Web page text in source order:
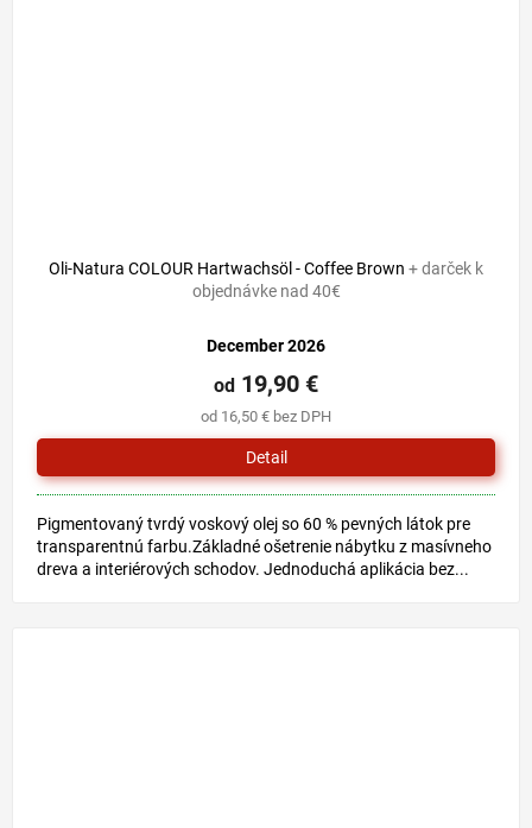
Oli-Natura COLOUR Hartwachsöl - Coffee Brown + darček k
objednávke nad 40€
December 2026
od 16,50 € bez DPH
od 19,90 €
Detail
Pigmentovaný tvrdý voskový olej so 60 % pevných látok pre
transparentnú farbu.Základné ošetrenie nábytku z masívneho
dreva a interiérových schodov. Jednoduchá aplikácia bez...